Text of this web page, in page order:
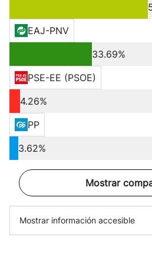
EAJ-PNV
33.69%
PSE-EE (PSOE)
4.26%
PP
3.62%
Mostrar
Mostrar información accesible